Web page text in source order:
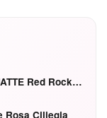
MAC M·A·CXIMAL SILKY MATTE Red Rock mat
Rosa Ciliegia